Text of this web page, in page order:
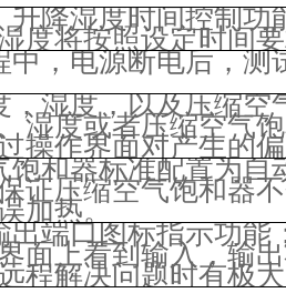
升降湿度时间控制功
度将按照设定时间
中，电源断电后，测
，湿度，以及压缩空
湿度或者压缩空气
操作界面对产生的
饱和器标准配置为自
证压缩空气饱和器
加热。
出端口图标指示功能
面上看到输入，输
程解决问题时有极